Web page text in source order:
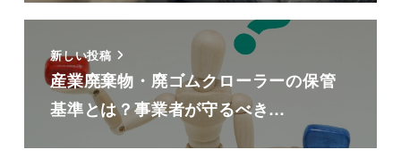
新しい投稿
産業廃棄物・廃ゴムクローラーの保管
基準とは？事業者が守るべき…